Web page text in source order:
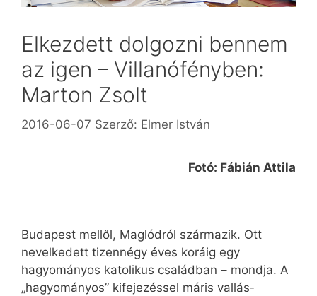
Elkezdett dolgozni bennem
az igen – Villanófényben:
Marton Zsolt
2016-06-07 Szerző: Elmer István
Fotó: Fábián Attila
Budapest mellől, Maglódról származik. Ott
nevelkedett tizennégy éves koráig egy
hagyományos katolikus családban – mondja. A
„hagyományos” kifejezéssel máris vallás­